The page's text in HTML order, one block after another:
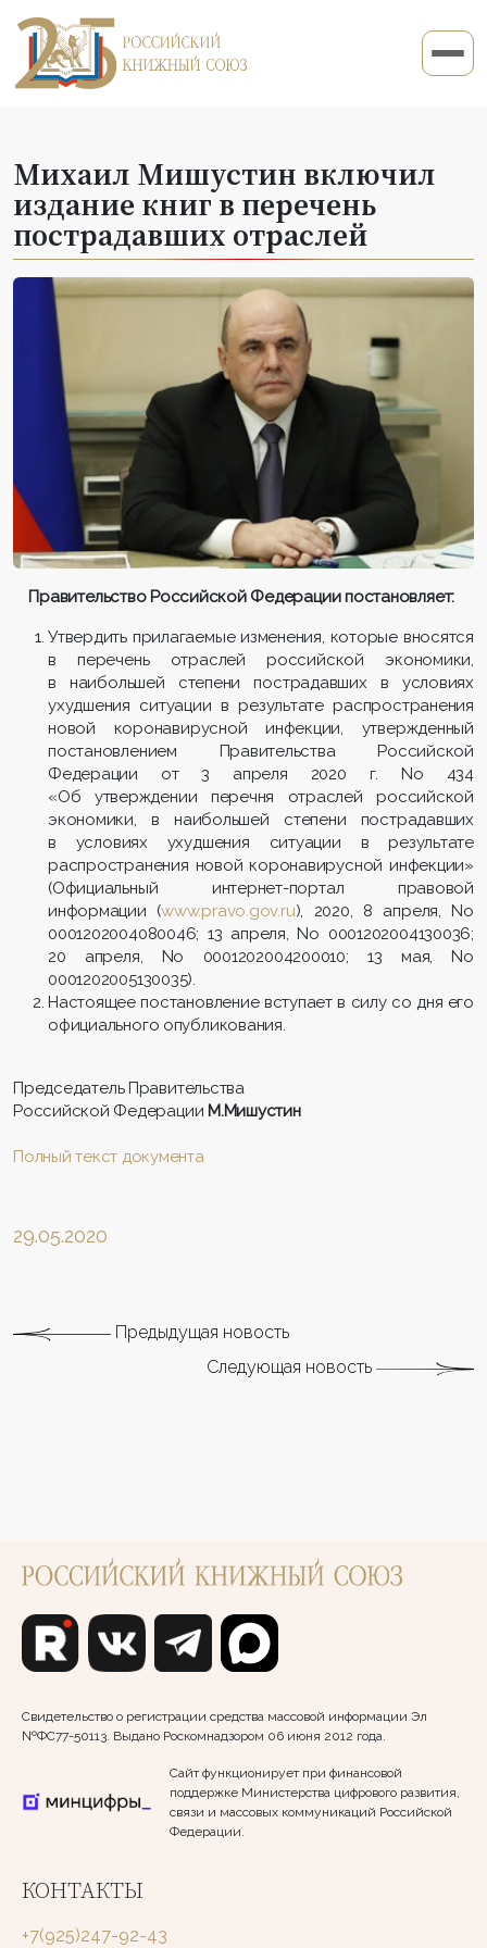
Михаил Мишустин включил
издание книг в перечень
пострадавших отраслей
Правительство Российской Федерации постановляет:
Утвердить прилагаемые изменения, которые вносятся
в перечень отраслей российской экономики,
в наибольшей степени пострадавших в условиях
ухудшения ситуации в результате распространения
новой коронавирусной инфекции, утвержденный
постановлением Правительства Российской
Федерации от 3 апреля 2020 г. No 434
«Об утверждении перечня отраслей российской
экономики, в наибольшей степени пострадавших
в условиях ухудшения ситуации в результате
распространения новой коронавирусной инфекции»
(Официальный интернет-портал правовой
информации (www.pravo.gov.ru), 2020, 8 апреля, No
0001202004080046; 13 апреля, No 0001202004130036;
20 апреля, No 0001202004200010; 13 мая, No
0001202005130035).
Настоящее постановление вступает в силу со дня его
официального опубликования.
Председатель Правительства
Российской Федерации М.Мишустин
Полный текст документа
29.05.2020
Предыдущая новость
Следующая новость
Свидетельство о регистрации средства массовой информации Эл
№ФС77-50113. Выдано Роскомнадзором 06 июня 2012 года.
Сайт функционирует при финансовой
поддержке Министерства цифрового развития,
связи и массовых коммуникаций Российской
Федерации.
КОНТАКТЫ
+7(925)247-92-43